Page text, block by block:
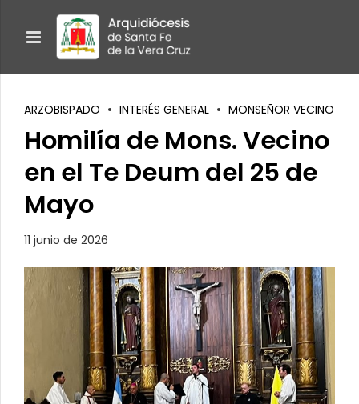
ARZOBISPADO INTERÉS GENERAL MONSEÑOR VECINO
Homilía de Mons. Vecino
en el Te Deum del 25 de
Mayo
11 junio de 2026